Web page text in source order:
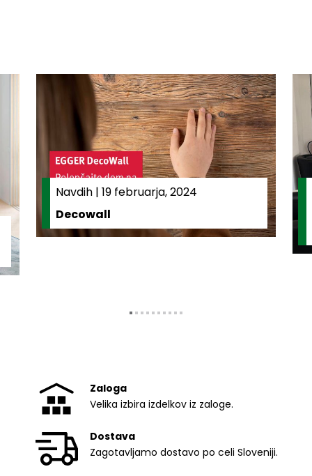
Navdih | 19 februarja, 2024
Decowall
Zaloga
Velika izbira izdelkov iz zaloge.
Dostava
Zagotavljamo dostavo po celi Sloveniji.